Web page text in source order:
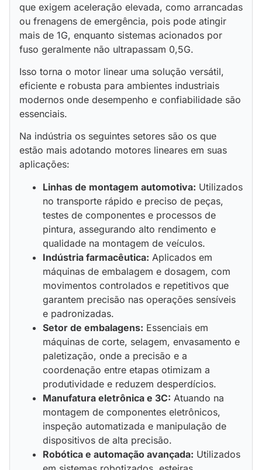
que exigem aceleração elevada, como arrancadas
ou frenagens de emergência, pois pode atingir
mais de 1G, enquanto sistemas acionados por
fuso geralmente não ultrapassam 0,5G.
Isso torna o motor linear uma solução versátil,
eficiente e robusta para ambientes industriais
modernos onde desempenho e confiabilidade são
essenciais.
Na indústria os seguintes setores são os que
estão mais adotando motores lineares em suas
aplicações:
Linhas de montagem automotiva: Utilizados
no transporte rápido e preciso de peças,
testes de componentes e processos de
pintura, assegurando alto rendimento e
qualidade na montagem de veículos.
Indústria farmacêutica: Aplicados em
máquinas de embalagem e dosagem, com
movimentos controlados e repetitivos que
garantem precisão nas operações sensíveis
e padronizadas.
Setor de embalagens: Essenciais em
máquinas de corte, selagem, envasamento e
paletização, onde a precisão e a
coordenação entre etapas otimizam a
produtividade e reduzem desperdícios.
Manufatura eletrônica e 3C: Atuando na
montagem de componentes eletrônicos,
inspeção automatizada e manipulação de
dispositivos de alta precisão.
Robótica e automação avançada: Utilizados